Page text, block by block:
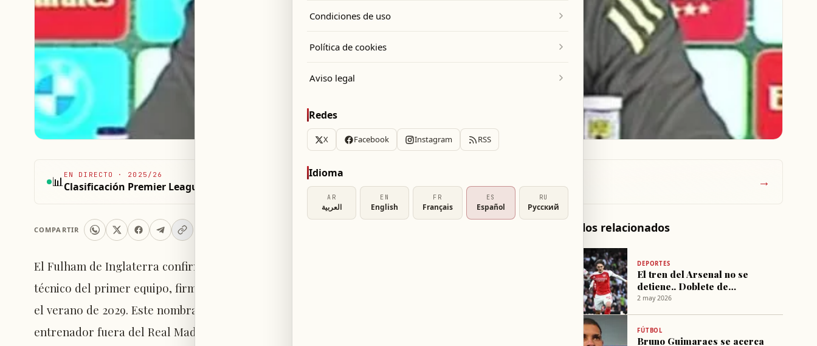
📊EN DIRECTO · 2025/26
Clasificación Premier League 2025/26 →
COMPARTIR
El Fulham de Inglaterra confirmó la contratación del español Álvaro Arbeloa como director
técnico del primer equipo, firmando un acuerdo que se extiende por tres temporadas hasta
el verano de 2029. Este nombramiento representa su primera experiencia completa como
entrenador fuera del Real Madrid.
Artículos relacionados
DEPORTES
El tren del Arsenal no se
detiene.. Doblete de
Gyökeres golpea al Fulham y
2 may 2026
FÚTBOL
Bruno Guimaraes se acerca
Condiciones de uso
Política de cookies
Aviso legal
Redes
X Facebook Instagram RSS
Idioma
AR
العربية
EN
English
FR
Français
ES
Español
RU
Русский